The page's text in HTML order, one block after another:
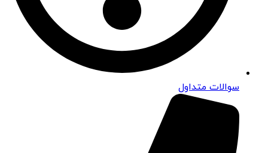
سوالات متداول